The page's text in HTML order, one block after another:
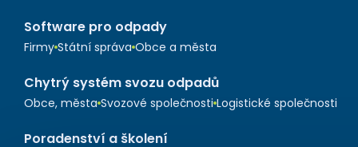
Software pro odpady
Firmy Státní správa Obce a města
Chytrý systém svozu odpadů
Obce, města Svozové společnosti Logistické společnosti
Poradenství a školení